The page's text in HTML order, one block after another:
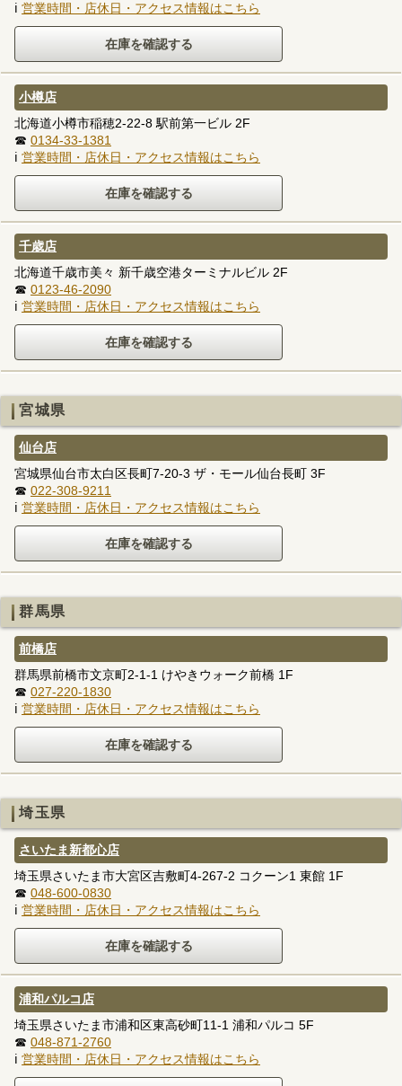
ℹ 営業時間・店休日・アクセス情報はこちら
小樽店
北海道小樽市稲穂2-22-8 駅前第一ビル 2F
☎ 0134-33-1381
ℹ 営業時間・店休日・アクセス情報はこちら
千歳店
北海道千歳市美々 新千歳空港ターミナルビル 2F
☎ 0123-46-2090
ℹ 営業時間・店休日・アクセス情報はこちら
宮城県
仙台店
宮城県仙台市太白区長町7-20-3 ザ・モール仙台長町 3F
☎ 022-308-9211
ℹ 営業時間・店休日・アクセス情報はこちら
群馬県
前橋店
群馬県前橋市文京町2-1-1 けやきウォーク前橋 1F
☎ 027-220-1830
ℹ 営業時間・店休日・アクセス情報はこちら
埼玉県
さいたま新都心店
埼玉県さいたま市大宮区吉敷町4-267-2 コクーン1 東館 1F
☎ 048-600-0830
ℹ 営業時間・店休日・アクセス情報はこちら
浦和パルコ店
埼玉県さいたま市浦和区東高砂町11-1 浦和パルコ 5F
☎ 048-871-2760
ℹ 営業時間・店休日・アクセス情報はこちら